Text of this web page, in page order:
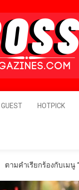
GUEST HOTPICK
ตามคำเรียกร้องกับเม